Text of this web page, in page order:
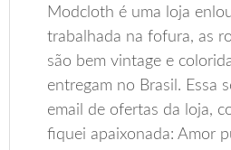
Modcloth é uma loja
trabalhada na fofura, as
são bem vintage e
entregam no Brasil. Essa
email de ofertas da loja,
fiquei apaixonada: Amor